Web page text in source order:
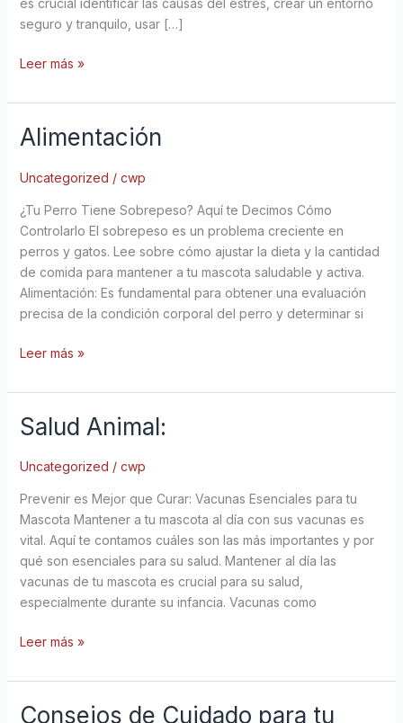
es crucial identificar las causas del estrés, crear un entorno
seguro y tranquilo, usar […]
Leer más »
Alimentación
Uncategorized / cwp
¿Tu Perro Tiene Sobrepeso? Aquí te Decimos Cómo
Controlarlo El sobrepeso es un problema creciente en
perros y gatos. Lee sobre cómo ajustar la dieta y la cantidad
de comida para mantener a tu mascota saludable y activa.
Alimentación: Es fundamental para obtener una evaluación
precisa de la condición corporal del perro y determinar si
Alimentación
Leer más »
Salud Animal:
Uncategorized / cwp
Prevenir es Mejor que Curar: Vacunas Esenciales para tu
Mascota Mantener a tu mascota al día con sus vacunas es
vital. Aquí te contamos cuáles son las más importantes y por
qué son esenciales para su salud. Mantener al día las
vacunas de tu mascota es crucial para su salud,
especialmente durante su infancia. Vacunas como
Salud
Leer más »
Consejos de Cuidado para tu
Consejos